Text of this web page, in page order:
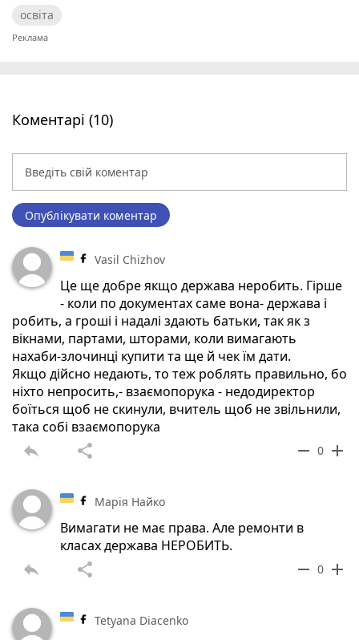
освіта
Коментарі (10)
Опублікувати коментар
Vasil Chizhov
Це ще добре якщо держава неробить. Гірше
- коли по документах саме вона- держава і
робить, а гроші і надалі здають батьки, так як з
вікнами, партами, шторами, коли вимагають
нахаби-злочинці купити та ще й чек їм дати.
Якщо дійсно недають, то теж роблять правильно, бо
ніхто непросить,- взаємопорука - недодиректор
боїться щоб не скинули, вчитель щоб не звільнили,
така собі взаємопорука
reply share remove 0 add
Марія Найко
Вимагати не має права. Але ремонти в
класах держава НЕРОБИТЬ.
reply share remove 0 add
Tetyana Diacenko